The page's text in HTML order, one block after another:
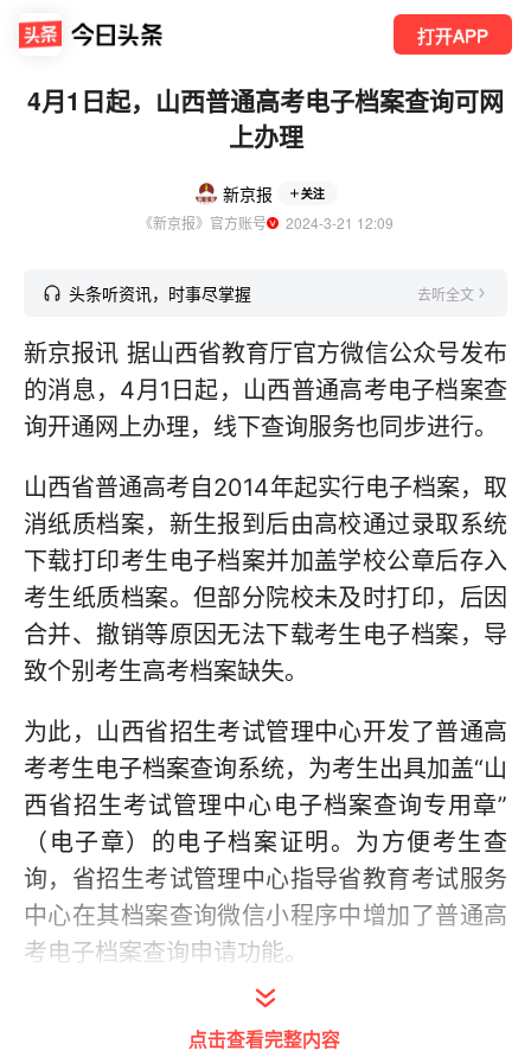
打开APP
4月1日起，山西普通高考电子档案查询可网
上办理
新京报 关注
《新京报》官方账号
  2024-3-21 12:09
头条听资讯，时事尽掌握 去听全文
新京报讯 据山西省教育厅官方微信公众号发布
的消息，4月1日起，山西普通高考电子档案查
询开通网上办理，线下查询服务也同步进行。
山西省普通高考自2014年起实行电子档案，取
消纸质档案，新生报到后由高校通过录取系统
下载打印考生电子档案并加盖学校公章后存入
考生纸质档案。但部分院校未及时打印，后因
合并、撤销等原因无法下载考生电子档案，导
致个别考生高考档案缺失。
为此，山西省招生考试管理中心开发了普通高
考考生电子档案查询系统，为考生出具加盖“山
西省招生考试管理中心电子档案查询专用章”
（电子章）的电子档案证明。为方便考生查
询，省招生考试管理中心指导省教育考试服务
中心在其档案查询微信小程序中增加了普通高
考电子档案查询申请功能。
4月1日起，考生可访问网站
（https://www.sxjyksfw.cn）扫码或进入微
点击查看完整内容